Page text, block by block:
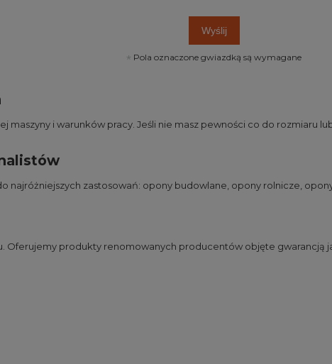
Wyślij
Pola oznaczone gwiazdką są wymagane
i warunków pracy. Jeśli nie masz pewności co do rozmiaru
najróżniejszych zastosowań: opony budowlane opony rolnicze
Oferujemy produkty renomowanych producentów objęte gwarancją